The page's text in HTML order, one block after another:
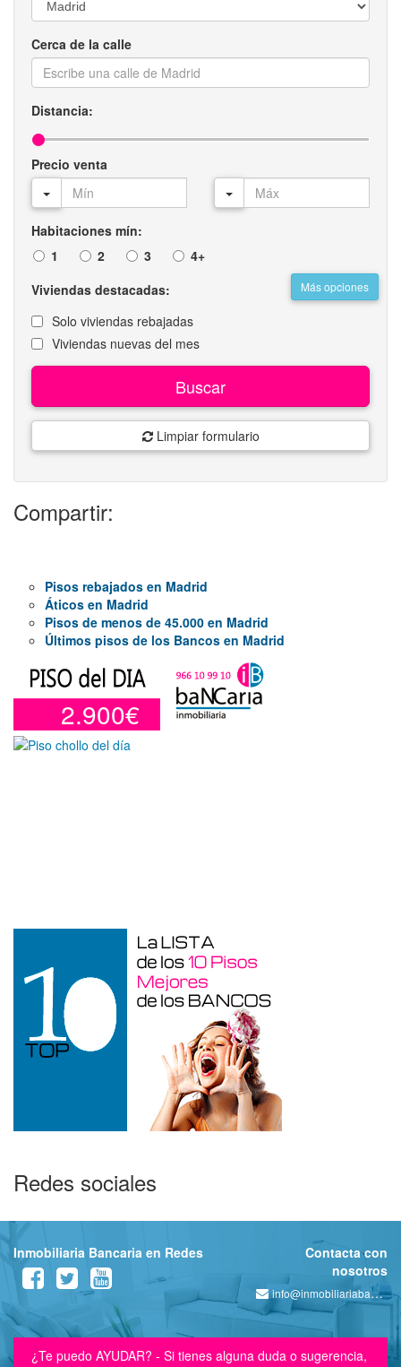
Cerca de la calle
Distancia:
Precio venta
Habitaciones mín:
1
2 3 4+
Más opciones
Viviendas destacadas:
Solo viviendas rebajadas
Viviendas nuevas del mes
Buscar
Limpiar formulario
Compartir:
Pisos rebajados en Madrid
Áticos en Madrid
Pisos de menos de 45.000 en Madrid
Últimos pisos de los Bancos en Madrid
2.900€
Redes sociales
Inmobiliaria Bancaria en Redes
Contacta con
nosotros
info@inmobiliariabancaria.com
¿Te puedo AYUDAR? - Si tienes alguna duda o sugerencia,